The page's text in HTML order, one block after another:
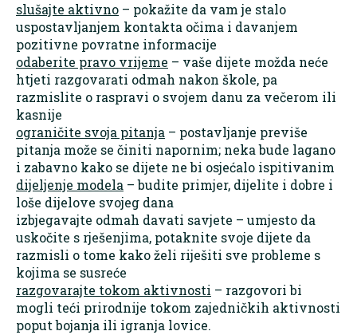
slušajte aktivno – pokažite da vam je stalo
uspostavljanjem kontakta očima i davanjem
pozitivne povratne informacije
odaberite pravo vrijeme – vaše dijete možda neće
htjeti razgovarati odmah nakon škole, pa
razmislite o raspravi o svojem danu za večerom ili
kasnije
ograničite svoja pitanja – postavljanje previše
pitanja može se činiti napornim; neka bude lagano
i zabavno kako se dijete ne bi osjećalo ispitivanim
dijeljenje modela – budite primjer, dijelite i dobre i
loše dijelove svojeg dana
izbjegavajte odmah davati savjete – umjesto da
uskočite s rješenjima, potaknite svoje dijete da
razmisli o tome kako želi riješiti sve probleme s
kojima se susreće
razgovarajte tokom aktivnosti – razgovori bi
mogli teći prirodnije tokom zajedničkih aktivnosti
poput bojanja ili igranja lovice.